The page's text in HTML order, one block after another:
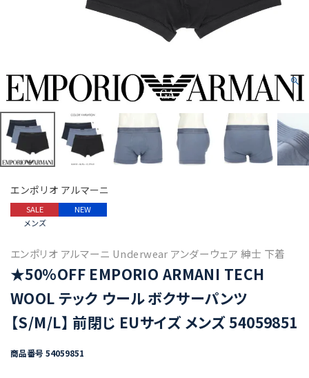
エンポリオ アルマーニ
SALE
NEW
メンズ
エンポリオ アルマーニ Underwear アンダーウェア 紳士 下着
★50%OFF EMPORIO ARMANI TECH
WOOL テック ウール ボクサーパンツ
【S/M/L】 前閉じ EUサイズ メンズ 54059851
商品番号 54059851